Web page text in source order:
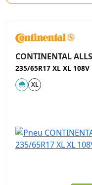
CONTINENTAL
235/65R17 XL XL 108V
XL